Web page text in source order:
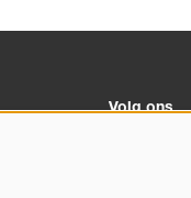
Volg ons